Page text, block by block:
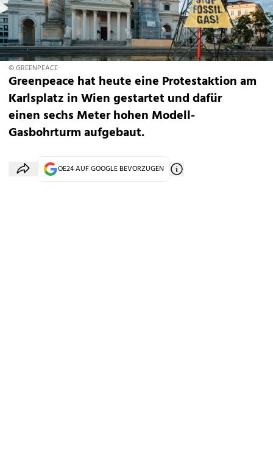
© GREENPEACE
Greenpeace hat heute eine Protestaktion am
Karlsplatz in Wien gestartet und dafür
einen sechs Meter hohen Modell-
Gasbohrturm aufgebaut.
OE24 AUF GOOGLE BEVORZUGEN